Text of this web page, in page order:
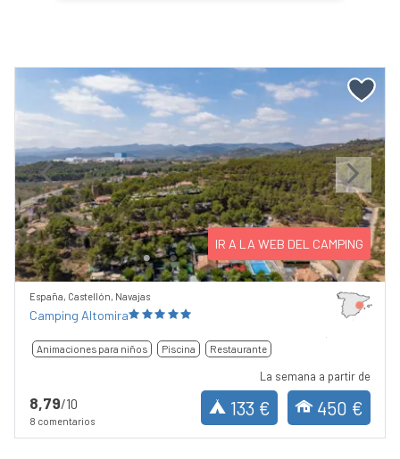
Previous Next
IR A LA WEB DEL CAMPING
España, Castellón, Navajas
Camping Altomira
Animaciones para niños Piscina Restaurante
8,79/10
8 comentarios
La semana a partir de
133 € 450 €